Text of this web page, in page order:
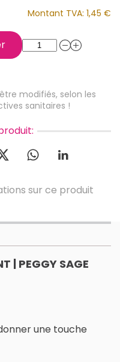
Montant TVA: 1,45 €
modifiés, selon les
sanitaires !
sur ce produit
| PEGGY SAGE
une touche